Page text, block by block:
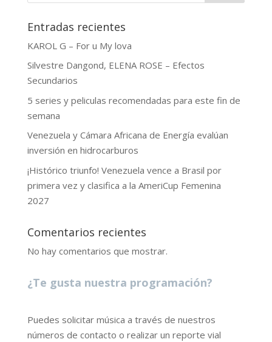
Entradas recientes
KAROL G – For u My lova
Silvestre Dangond, ELENA ROSE – Efectos
Secundarios
5 series y peliculas recomendadas para este fin de
semana
Venezuela y Cámara Africana de Energía evalúan
inversión en hidrocarburos
¡Histórico triunfo! Venezuela vence a Brasil por
primera vez y clasifica a la AmeriCup Femenina
2027
Comentarios recientes
No hay comentarios que mostrar.
¿Te gusta nuestra programación?
Puedes solicitar música a través de nuestros
números de contacto o realizar un reporte vial